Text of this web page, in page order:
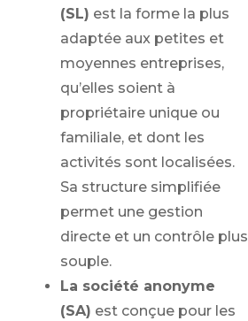
(SL) est la forme la plus
adaptée aux petites et
moyennes entreprises,
qu’elles soient à
propriétaire unique ou
familiale, et dont les
activités sont localisées.
Sa structure simplifiée
permet une gestion
directe et un contrôle plus
souple.
La société anonyme
(SA) est conçue pour les